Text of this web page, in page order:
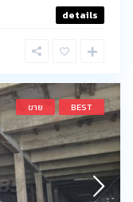
details
ขาย BEST